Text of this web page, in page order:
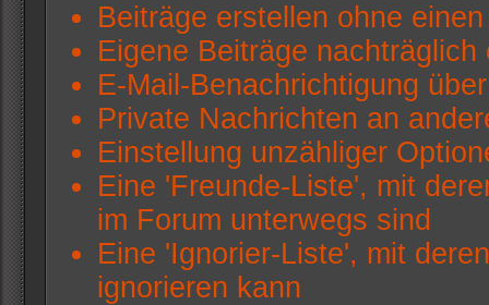
Beiträge erstellen ohne
Eigene Beiträge nachträglich
E-Mail-Benachrichtigung
Private Nachrichten an
Einstellung unzähliger
Eine 'Freunde-Liste', mit
im Forum unterwegs sind
Eine 'Ignorier-Liste', mit
ignorieren kann